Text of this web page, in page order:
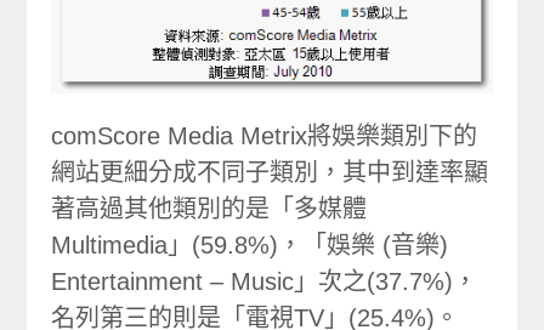
comScore Media Metrix將娛樂類別下的
網站更細分成不同子類別，其中到達率顯
著高過其他類別的是「多媒體
Multimedia」(59.8%)，「娛樂 (音樂)
Entertainment – Music」次之(37.7%)，
名列第三的則是「電視TV」(25.4%)。